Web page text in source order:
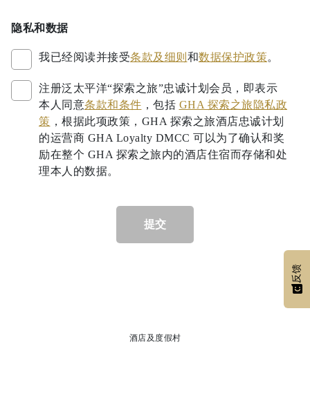
隐私和数据
我已经阅读并接受条款及细则 和数据保护政策。
注册泛太平洋“探索之旅”忠诚计划会员，即表示
本人同意条款和条件 ，包括 GHA 探索之旅隐私政
策 ，根据此项政策，GHA 探索之旅酒店忠诚计划
的运营商 GHA Loyalty DMCC 可以为了确认和奖
励在整个 GHA 探索之旅内的酒店住宿而存储和处
理本人的数据。
提交
酒店及度假村
反馈